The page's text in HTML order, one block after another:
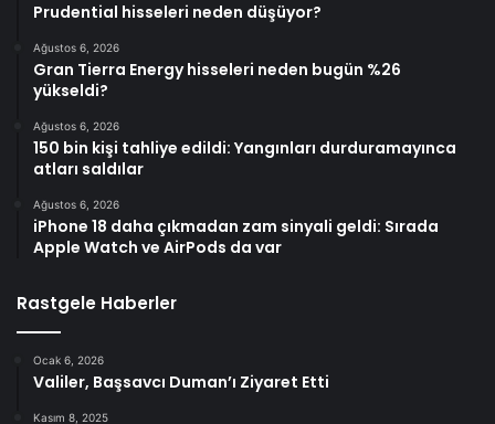
Prudential hisseleri neden düşüyor?
Ağustos 6, 2026
Gran Tierra Energy hisseleri neden bugün %26
yükseldi?
Ağustos 6, 2026
150 bin kişi tahliye edildi: Yangınları durduramayınca
atları saldılar
Ağustos 6, 2026
iPhone 18 daha çıkmadan zam sinyali geldi: Sırada
Apple Watch ve AirPods da var
Rastgele Haberler
Ocak 6, 2026
Valiler, Başsavcı Duman’ı Ziyaret Etti
Kasım 8, 2025